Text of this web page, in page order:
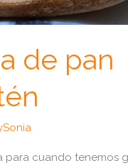
de pan
para cuando tenemos